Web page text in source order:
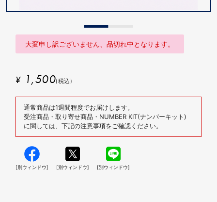
大変申し訳ございません、品切れ中となります。
¥ 1,500(税込)
通常商品は1週間程度でお届けします。
受注商品・取り寄せ商品・NUMBER KIT(ナンバーキット)
に関しては、下記の注意事項をご確認ください。
[別ウィンドウ] [別ウィンドウ] [別ウィンドウ]